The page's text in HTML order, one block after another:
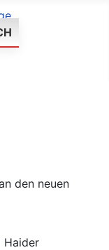
den neuen
Haider